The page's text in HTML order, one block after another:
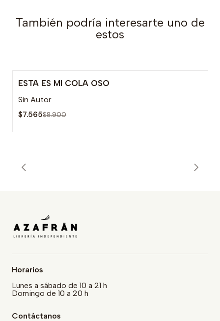
También podría interesarte uno de
estos
-15% OFF
ESTA ES MI COLA OSO
Sin Autor
$7.565$8.900
Horarios
Lunes a sábado de 10 a 21 h
Domingo de 10 a 20 h
Contáctanos